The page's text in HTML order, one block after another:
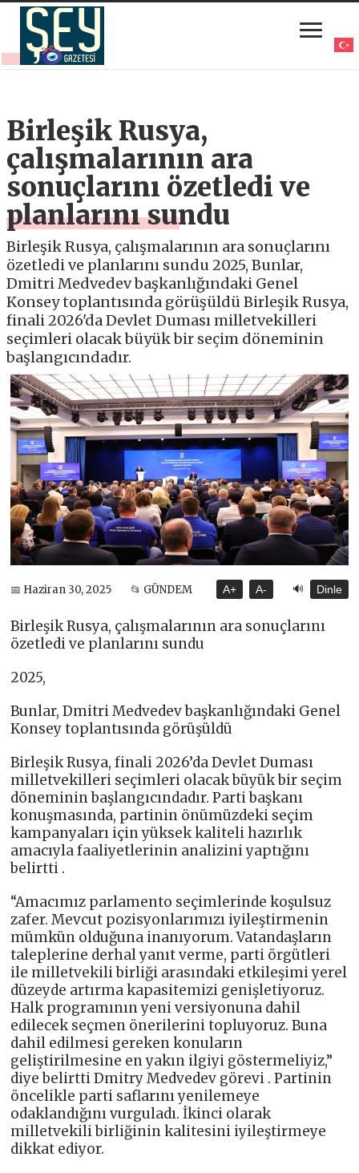
Birleşik Rusya,
çalışmalarının ara
sonuçlarını özetledi ve
planlarını sundu
Birleşik Rusya, çalışmalarının ara sonuçlarını
özetledi ve planlarını sundu 2025, Bunlar,
Dmitri Medvedev başkanlığındaki Genel
Konsey toplantısında görüşüldü Birleşik Rusya,
finali 2026'da Devlet Duması milletvekilleri
seçimleri olacak büyük bir seçim döneminin
başlangıcındadır.
📅 Haziran 30, 2025 📂 GÜNDEM A+ A- 🔊 Dinle
Birleşik Rusya, çalışmalarının ara sonuçlarını
özetledi ve planlarını sundu
2025,
Bunlar, Dmitri Medvedev başkanlığındaki Genel
Konsey toplantısında görüşüldü
Birleşik Rusya, finali 2026’da Devlet Duması
milletvekilleri seçimleri olacak büyük bir seçim
döneminin başlangıcındadır. Parti başkanı
konuşmasında, partinin önümüzdeki seçim
kampanyaları için yüksek kaliteli hazırlık
amacıyla faaliyetlerinin analizini yaptığını
belirtti .
“Amacımız parlamento seçimlerinde koşulsuz
zafer. Mevcut pozisyonlarımızı iyileştirmenin
mümkün olduğuna inanıyorum. Vatandaşların
taleplerine derhal yanıt verme, parti örgütleri
ile milletvekili birliği arasındaki etkileşimi yerel
düzeyde artırma kapasitemizi genişletiyoruz.
Halk programının yeni versiyonuna dahil
edilecek seçmen önerilerini topluyoruz. Buna
dahil edilmesi gereken konuların
geliştirilmesine en yakın ilgiyi göstermeliyiz,”
diye belirtti Dmitry Medvedev görevi . Partinin
öncelikle parti saflarını yenilemeye
odaklandığını vurguladı. İkinci olarak
milletvekili birliğinin kalitesini iyileştirmeye
dikkat ediyor.